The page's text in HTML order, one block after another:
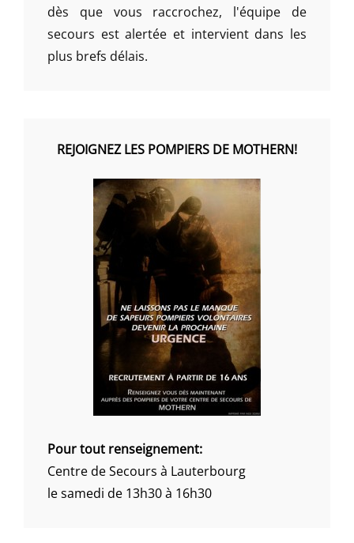
dès que vous raccrochez, l'équipe de
secours est alertée et intervient dans les
plus brefs délais.
REJOIGNEZ LES POMPIERS DE MOTHERN!
Pour tout renseignement:
Centre de Secours à Lauterbourg
le samedi de 13h30 à 16h30